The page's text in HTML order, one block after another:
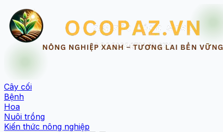
Cây cối
Bệnh
Hoa
Nuôi trồng
Kiến thức nông nghiệp